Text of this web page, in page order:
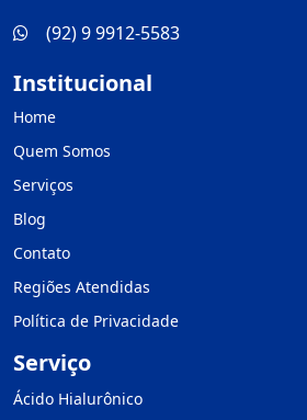
(92) 9 9912-5583
Institucional
Home
Quem Somos
Serviços
Blog
Contato
Regiões Atendidas
Política de Privacidade
Serviço
Ácido Hialurônico